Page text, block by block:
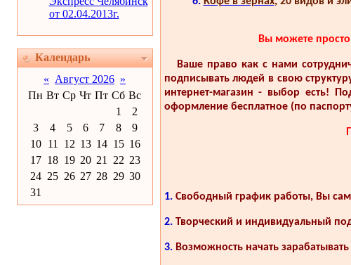
от 02.04.2013г.
Календарь
« Август 2026 »
Пн Вт Ср Чт Пт Сб Вс
1
2
3
4 5 6 7 8
9
10
11 12 13 14 15 16
17 18 19 20 21 22 23
24 25 26 27 28 29 30
31
Вы можете
Ваше право как с нами
подписывать людей в свою
интернет-магазин - выбор есть!
оформление бесплатное (по
1. Свободный график работы, Вы
2.Творческий и индивидуальный
3.Возможность начать